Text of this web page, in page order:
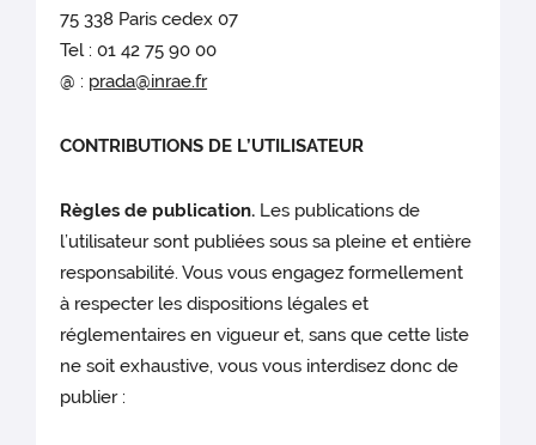
75 338 Paris cedex 07
Tel : 01 42 75 90 00
@ : prada@inrae.fr
CONTRIBUTIONS DE L’UTILISATEUR
Règles de publication. Les publications de
l’utilisateur sont publiées sous sa pleine et entière
responsabilité. Vous vous engagez formellement
à respecter les dispositions légales et
réglementaires en vigueur et, sans que cette liste
ne soit exhaustive, vous vous interdisez donc de
publier :